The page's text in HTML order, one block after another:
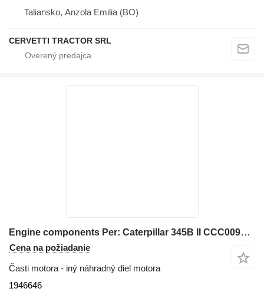
Taliansko, Anzola Emilia (BO)
CERVETTI TRACTOR SRL
Engine components Per: Caterpillar 345B II CCC00940 M 1946646 na rýpadla Caterpillar 345B II
Cena na požiadanie
Časti motora - iný náhradný diel motora
1946646